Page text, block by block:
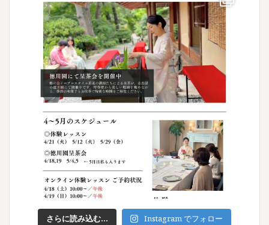
さらに読み込む... Instagram でフォロー